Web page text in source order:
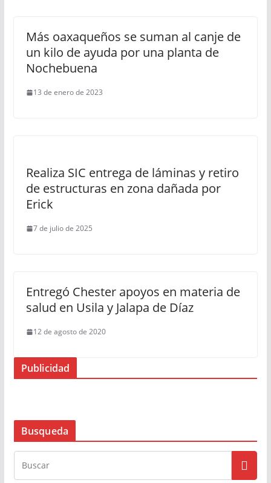
Más oaxaqueños se suman al canje de
un kilo de ayuda por una planta de
Nochebuena
13 de enero de 2023
Realiza SIC entrega de láminas y retiro
de estructuras en zona dañada por
Erick
7 de julio de 2025
Entregó Chester apoyos en materia de
salud en Usila y Jalapa de Díaz
12 de agosto de 2020
Publicidad
Busqueda